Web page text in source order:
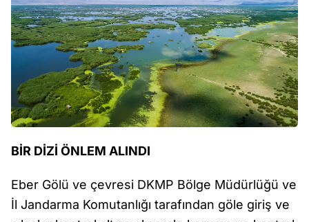
BİR DİZİ ÖNLEM ALINDI
Eber Gölü ve çevresi DKMP Bölge Müdürlüğü ve
İl Jandarma Komutanlığı tarafından göle giriş ve